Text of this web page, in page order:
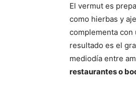
El vermut es
como hierbas y
complementa con
resultado es el
mediodía entre
restaurantes o